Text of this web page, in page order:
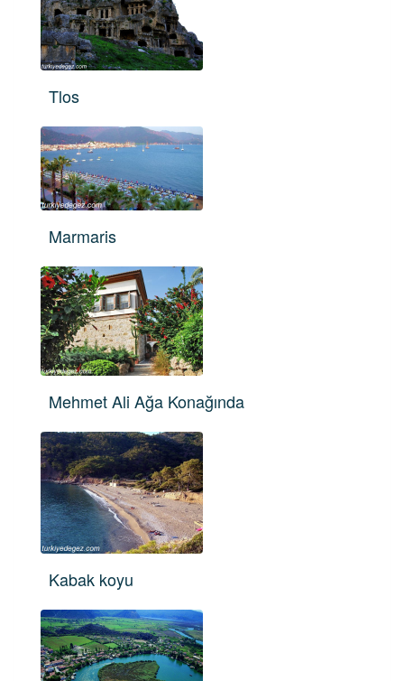
Tlos
Marmaris
Mehmet Ali Ağa Konağında
Kabak koyu